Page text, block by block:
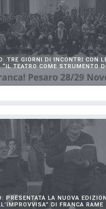
TRE GIORNI DI INCONTRI CON
“IL TEATRO COME STRUMENTO
PRESENTATA LA NUOVA
DI FRANCA RAME